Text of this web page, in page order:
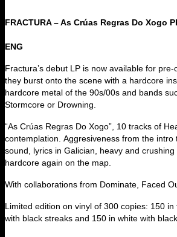
FRACTURA – As Crúas Regras Do Xogo
ENG
Fractura’s debut LP is now available for
they burst onto the scene with a hardcore
hardcore metal of the 90s/00s and bands
Stormcore or Drowning.
“As Crúas Regras Do Xogo”, 10 tracks of
contemplation. Aggresiveness from the intro
sound, lyrics in Galician, heavy and
hardcore again on the map.
With collaborations from Dominate, Faced
Limited edition on vinyl of 300 copies: 150
with black streaks and 150 in white with